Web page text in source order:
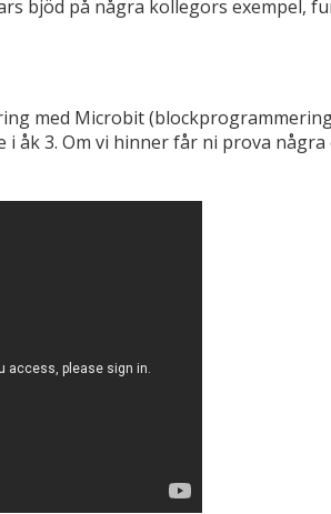
bjöd på några kollegors exempel,
med Microbit
åk 3. Om vi hinner får ni prova